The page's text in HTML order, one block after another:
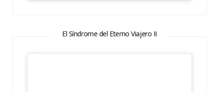
El Síndrome del Eterno Viajero II